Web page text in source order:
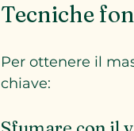
Tecniche
Per ottenere il
chiave: